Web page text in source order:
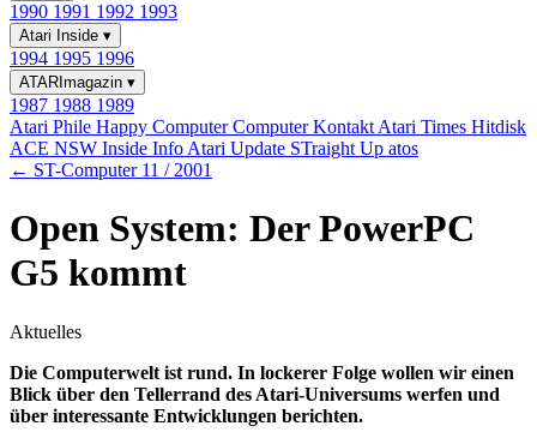
1990 1991 1992 1993
Atari Inside ▾
1994 1995 1996
ATARImagazin ▾
1987 1988 1989
Atari Phile Happy ComputerComputer Kontakt Atari Times Hitdisk
ACE NSW Inside Info Atari Update STraight Up atos
← ST-Computer 11 / 2001
Open System: Der PowerPC
G5 kommt
Aktuelles
Die Computerwelt ist rund. In lockerer Folge wollen wir einen
Blick über den Tellerrand des Atari-Universums werfen und
über interessante Entwicklungen berichten.